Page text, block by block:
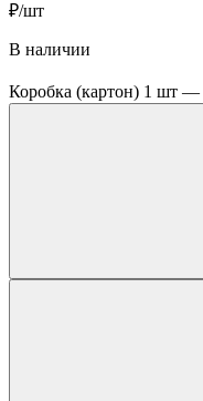
₽/шт
В наличии
Коробка (картон) 1 шт —